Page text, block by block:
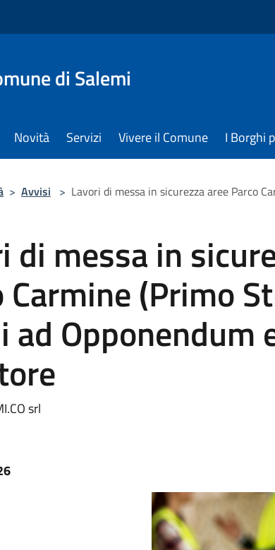
di Salemi
Novità Servizi Vivere il Comune I Borghi
> Avvisi > Lavori di messa in sicurezza aree Parco
di messa in
Carmine (Primo
ad Opponendum
srl